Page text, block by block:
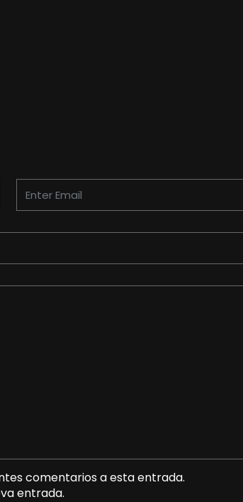
comentarios a esta entrada.
entrada.